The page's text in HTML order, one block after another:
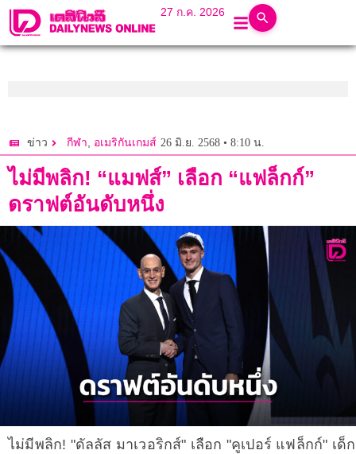
27 ก.ค. 2026
ข่าว กีฬา, อเมริกันเกมส์ 26 มิ.ย. 2568 • 8:10 น.
ไม่มีพลิก! “แมฟส์” เลือก “แฟล็กก์”
ดราฟต์อันดับหนึ่ง
ไม่มีพลิก! "ดัลลัส มาเวอริกส์" เลือก "คูเปอร์ แฟล็กก์" เด็ก